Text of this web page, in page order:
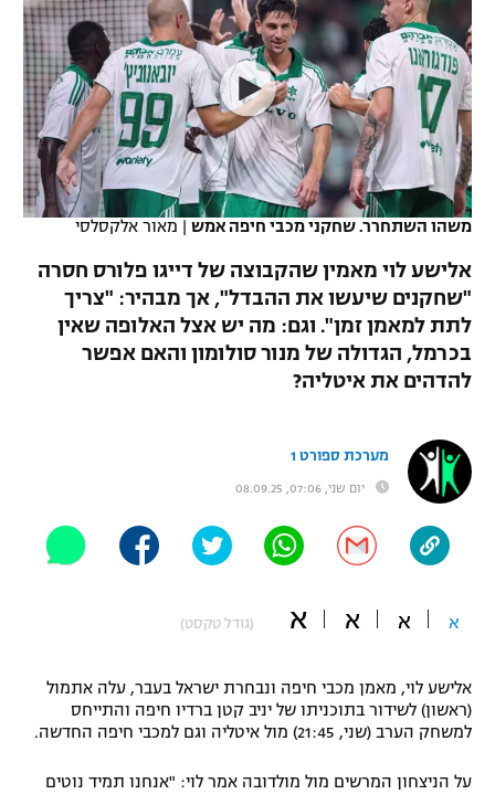
VOD
רץ ברשת
תוצאות
לוח שידורים
ברחבה
"מעל הליגה" – פודקאסט
"מחצית בשכונה" – פודקאסט
תקנון עבור פעילות אלקטרה
תקנון עבור פעילות ספורט 1 – "מרלן"
טניס
נבחרת ישראל
מכבי חיפה
בית"ר ירושלים
מכבי תל אביב
הפועל חיפה
הפועל באר שבע
בני יהודה
ליגה ספרדית
ליגה איטלקית
ליגה צרפתית
ליגה הולנדית
ליגה טורקית
ליגה סינית
ליגה ברזילאית
כדורסל נשים
מכבי תל אביב
הפועל חולון
הפועל ירושלים
דני אבדיה
יורוליג
יורוקאפ
טניס
כדוריד
כדורעף
שחייה
ג'ודו
אגרוף
ספורט אולימפי
היאבקות WWE
אופניים
פוטבול אמריקאי NFL
משהו השתחרר. שחקני מכבי חיפה אמש | מאור אלקסלסי
אלישע לוי מאמין שהקבוצה של דייגו פלורס חסרה
"שחקנים שיעשו את ההבדל", אך מבהיר: "צריך
לתת למאמן זמן". וגם: מה יש אצל האלופה שאין
בכרמל, הגדולה של מנור סולומון והאם אפשר
להדהים את איטליה?
מערכת ספורט 1
יום שני, 07:06, 08.09.25
א א א א (גודל טקסט)
אלישע לוי, מאמן מכבי חיפה ונבחרת ישראל בעבר, עלה אתמול
(ראשון) לשידור בתוכניתו של יניב קטן ברדיו חיפה והתייחס
למשחק הערב (שני, 21:45) מול איטליה וגם למכבי חיפה החדשה.
על הניצחון המרשים מול מולדובה אמר לוי: "אנחנו תמיד נוטים